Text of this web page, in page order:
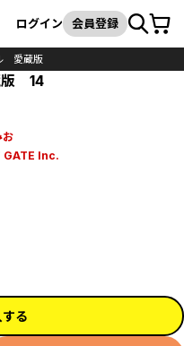
検索
ログイン 会員登録カート
愛蔵版
版 14
お
GATE Inc.
る